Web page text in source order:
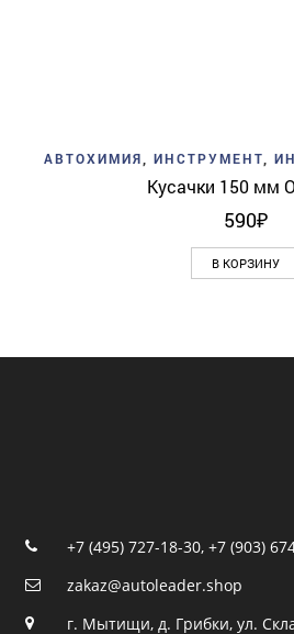
АВТОХИМИЯ ИНСТРУМЕНТ
Кусачки 150 мм
590₽
В КОРЗИНУ
+7 (495) 727-18-30, +7 (903)
zakaz@autoleader.shop
г. Мытищи, д. Грибки, ул.